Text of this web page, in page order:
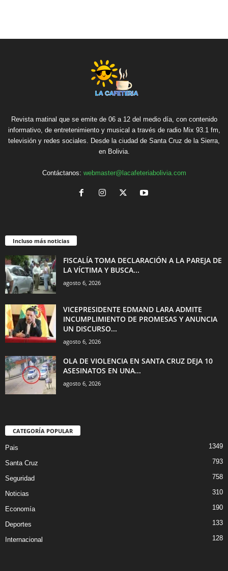
Revista matinal que se emite de 06 a 12 del medio día, con contenido
informativo, de entretenimiento y musical a través de radio Mix 93.1 fm,
televisión y redes sociales. Desde la ciudad de Santa Cruz de la Sierra,
en Bolivia.
Contáctanos: webmaster@lacafeteriabolivia.com
Incluso más noticias
FISCALÍA TOMA DECLARACIÓN A LA PAREJA DE
LA VÍCTIMA Y BUSCA...
agosto 6, 2026
VICEPRESIDENTE EDMAND LARA ADMITE
INCUMPLIMIENTO DE PROMESAS Y ANUNCIA
UN DISCURSO...
agosto 6, 2026
OLA DE VIOLENCIA EN SANTA CRUZ DEJA 10
ASESINATOS EN UNA...
agosto 6, 2026
CATEGORÍA POPULAR
Pais 1349
Santa Cruz 793
Seguridad 758
Noticias 310
Economía 190
Deportes 133
Internacional 128